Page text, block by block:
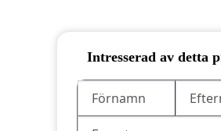
Intresserad av detta